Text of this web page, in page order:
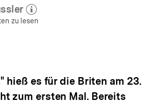
zum Autor)
öffnen
zu lesen
hieß es für die Briten am 23.
zum ersten Mal. Bereits